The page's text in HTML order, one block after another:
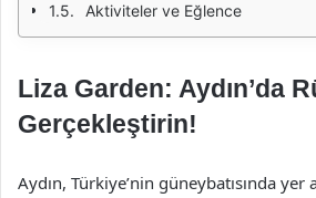
Aktiviteler ve Eğlence
Liza Garden: Aydın’da
Gerçekleştirin!
Aydın, Türkiye’nin güneybatısında